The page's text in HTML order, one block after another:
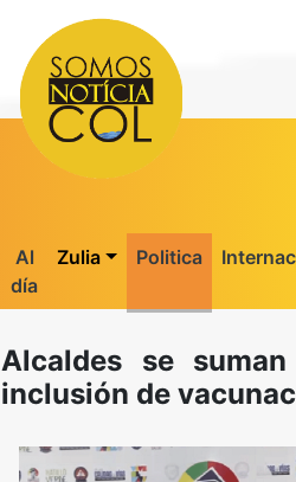
Al
día
Zulia Politica
Alcaldes se
inclusión de